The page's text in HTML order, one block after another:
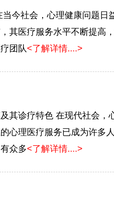
今社会，心理健康问题日
其医疗服务水平不断提高
团队<了解详情....>
其诊疗特色 在现代社会，
心理医疗服务已成为许多
众多<了解详情....>